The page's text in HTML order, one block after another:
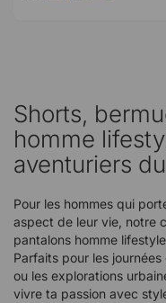
Shorts,
homme
aventuriers
Pour les hommes qui
aspect de leur vie, notre
pantalons homme
Parfaits pour les
ou les explorations
vivre ta passion avec